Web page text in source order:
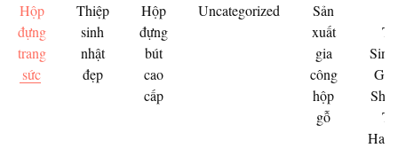
chất
Hộp
đựng
trang
sức
Thiệp
sinh
nhật
đẹp
Hộp
đựng
bút
cao
cấp
Uncategorized
Sản
xuất
gia
công
hộp
gỗ
Gỗ